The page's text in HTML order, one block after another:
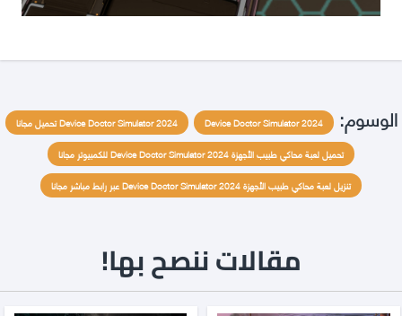
الوسوم: Device Doctor Simulator 2024
Device Doctor Simulator 2024 تحميل مجانا
تحميل لعبة محاكي طبيب الأجهزة Device Doctor Simulator 2024 للكمبيوتر مجانا
تنزيل لعبة محاكي طبيب الأجهزة Device Doctor Simulator 2024 عبر رابط مباشر مجانا
مقالات ننصح بها!